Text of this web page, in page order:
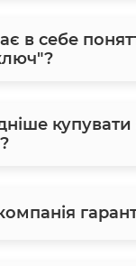
в себе
купувати